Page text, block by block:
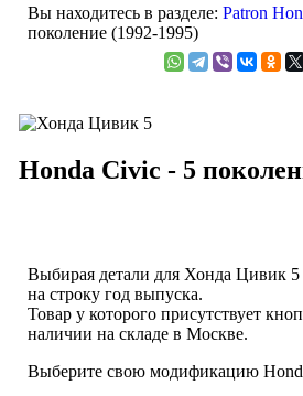
Вы находитесь в разделе: Patron
поколение (1992-1995)
Honda Civic - 5
Выбирая детали для Хонда Цивик 5
на строку год выпуска.
Товар у которого присутствует
наличии на складе в Москве.
Выберите свою модификацию